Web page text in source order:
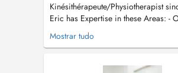
Kinésithérapeute/Physiotherapist
Eric has Expertise in these Areas: -
Physiotherapy - Pre- & Post Operative
Physiotherapy - Functional Training
Lymphatic Drainage - Kinesiology
Mostrar tudo